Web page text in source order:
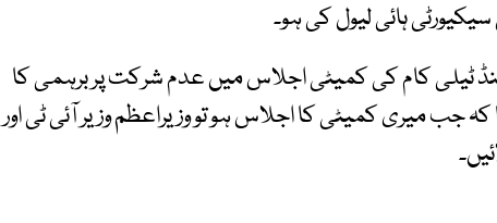
ہائی لیول کی ہو۔
ٹیلی کام کی کمیٹی اجلاس میں عدم شرکت پر برہمی کا
جب میری کمیٹی کا اجلاس ہو تو وزیراعظم وزیر آئی ٹی اور